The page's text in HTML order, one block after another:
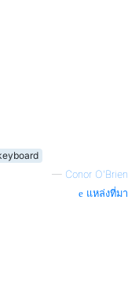
— Conor O'Brien
แหล่งที่มา